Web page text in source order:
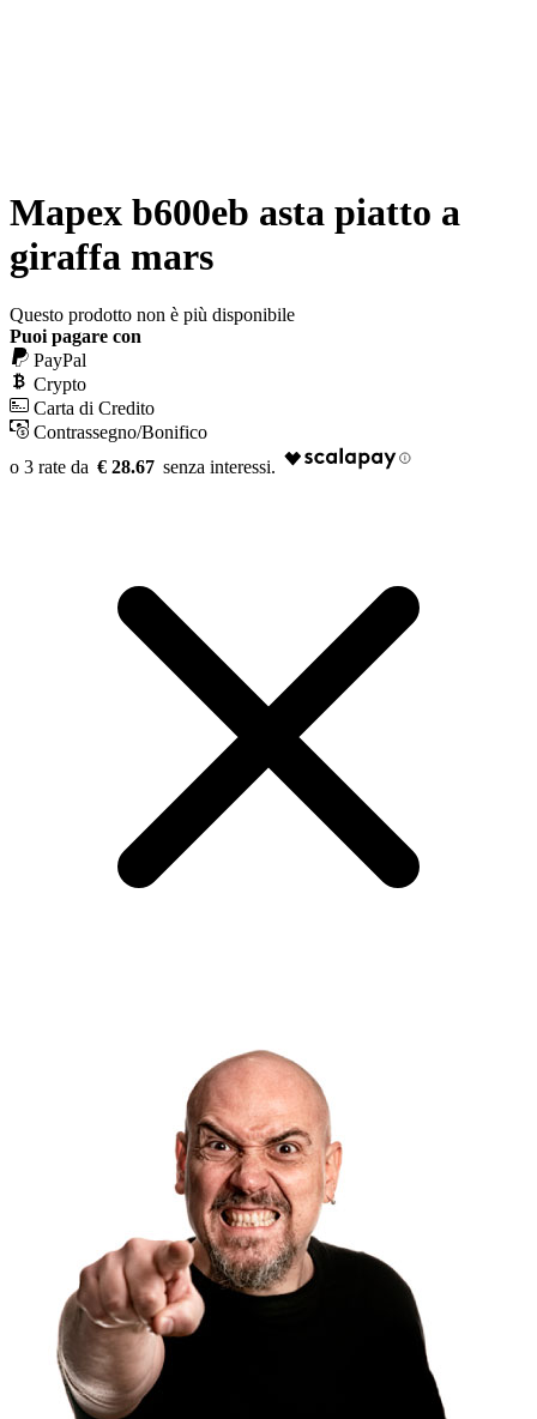
Mapex b600eb asta piatto a
giraffa mars
Questo prodotto non è più disponibile
Puoi pagare con
PayPal
Crypto
Carta di Credito
Contrassegno/Bonifico
€ 28.67